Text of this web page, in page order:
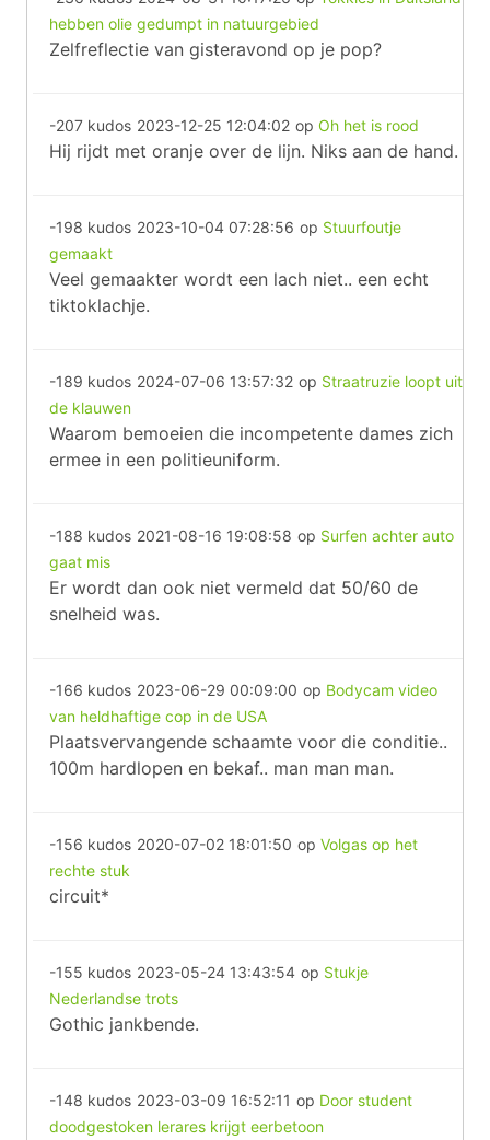
hebben olie gedumpt in natuurgebied
Zelfreflectie van gisteravond op je pop?
-207 kudos 2023-12-25 12:04:02 op Oh het is rood
Hij rijdt met oranje over de lijn. Niks aan de hand.
-198 kudos 2023-10-04 07:28:56 op Stuurfoutje
gemaakt
Veel gemaakter wordt een lach niet.. een echt
tiktoklachje.
-189 kudos 2024-07-06 13:57:32 op Straatruzie loopt uit
de klauwen
Waarom bemoeien die incompetente dames zich
ermee in een politieuniform.
-188 kudos 2021-08-16 19:08:58 op Surfen achter auto
gaat mis
Er wordt dan ook niet vermeld dat 50/60 de
snelheid was.
-166 kudos 2023-06-29 00:09:00 op Bodycam video
van heldhaftige cop in de USA
Plaatsvervangende schaamte voor die conditie..
100m hardlopen en bekaf.. man man man.
-156 kudos 2020-07-02 18:01:50 op Volgas op het
rechte stuk
circuit*
-155 kudos 2023-05-24 13:43:54 op Stukje
Nederlandse trots
Gothic jankbende.
-148 kudos 2023-03-09 16:52:11 op Door student
doodgestoken lerares krijgt eerbetoon